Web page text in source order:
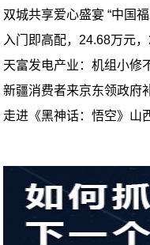
双城共享爱心盛宴 “中国
入门即高配，24.68万元
天富发电产业：机组小修
新疆消费者来京东领政府
走进《黑神话：悟空》山